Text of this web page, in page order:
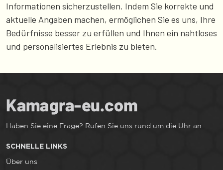
Informationen sicherzustellen. Indem Sie korrekte und
aktuelle Angaben machen, ermöglichen Sie es uns, Ihre
Bedürfnisse besser zu erfüllen und Ihnen ein nahtloses
und personalisiertes Erlebnis zu bieten.
Haben Sie eine Frage? Rufen Sie uns rund um die Uhr an
SCHNELLE LINKS
Über uns